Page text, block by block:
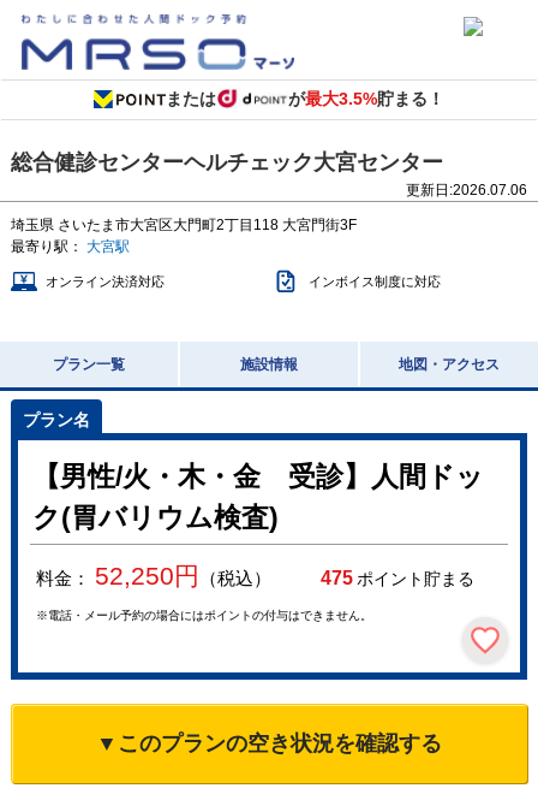
または が最大3.5%貯まる！
総合健診センターヘルチェック大宮センター
更新日:2026.07.06
埼玉県 さいたま市大宮区大門町2丁目118 大宮門街3F
最寄り駅： 大宮駅
オンライン決済対応 インボイス制度に対応
プラン一覧 施設情報 地図・アクセス
【男性/火・木・金 受診】人間ドッ
ク(胃バリウム検査)
料金： 52,250円 （税込） 475ポイント貯まる
※電話・メール予約の場合にはポイントの付与はできません。
▼このプランの空き状況を確認する